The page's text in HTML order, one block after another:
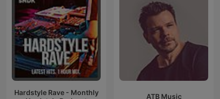
Hardstyle Rave - Monthly
ATB Music